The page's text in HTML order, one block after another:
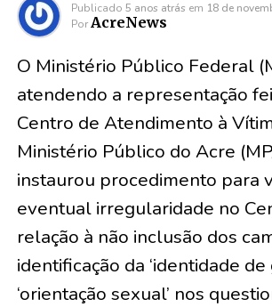
Publicado 5 anos atrás em 18 de
Por AcreNews
O Ministério Público Federal
atendendo a representação
Centro de Atendimento à
Ministério Público do Acre
instaurou procedimento para
eventual irregularidade no
relação à não inclusão dos
identificação da ‘identidade de
‘orientação sexual’ nos